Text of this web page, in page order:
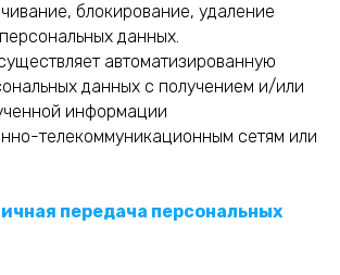
блокирование, удаление
данных.
автоматизированную
данных с получением и/или
информации
телекоммуникационным сетям или
передача персональных